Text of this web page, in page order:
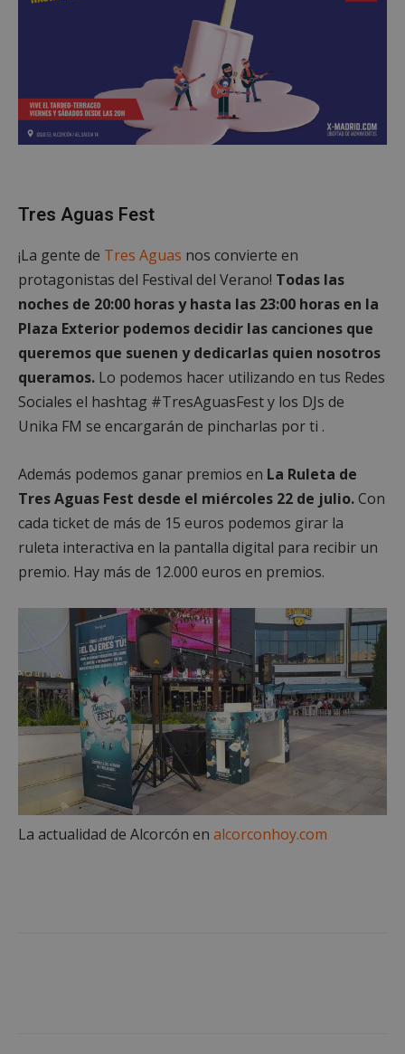
Tres Aguas Fest
¡La gente de Tres Aguas nos convierte en
protagonistas del Festival del Verano! Todas las
noches de 20:00 horas y hasta las 23:00 horas en la
Plaza Exterior podemos decidir las canciones que
queremos que suenen y dedicarlas quien nosotros
queramos. Lo podemos hacer utilizando en tus Redes
Sociales el hashtag #TresAguasFest y los DJs de
Unika FM se encargarán de pincharlas por ti .
Además podemos ganar premios en La Ruleta de
Tres Aguas Fest desde el miércoles 22 de julio.Con
cada ticket de más de 15 euros podemos girar la
ruleta interactiva en la pantalla digital para recibir un
premio. Hay más de 12.000 euros en premios.
La actualidad de Alcorcón en alcorconhoy.com
AWSALBCORS
Inc.
embed.bsky.app
1 semana
sp_landing
.spotify.com
23 horas 59
minutos
VISITOR_PRIVACY_METADATA
YouTube
.youtube.com
5 meses 4